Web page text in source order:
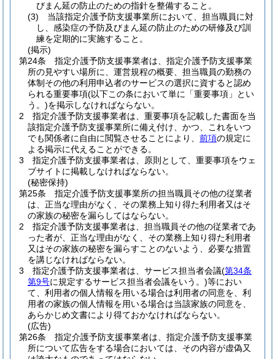
びまん延の防止のための指針を整備すること。
(3)
当該指定介護予防支援事業所において、担当職員に対
し、感染症の予防及びまん延の防止のための研修及び訓
練を定期的に実施すること。
(掲示)
第24条
指定介護予防支援事業者は、指定介護予防支援事業
所の見やすい場所に、運営規程の概要、担当職員の勤務の
体制その他の利用申込者のサービスの選択に資すると認め
られる重要事項(以下この条において単に「重要事項」とい
う。)を掲示しなければならない。
2
指定介護予防支援事業者は、重要事項を記載した書面を当
該指定介護予防支援事業所に備え付け、かつ、これをいつ
でも関係者に自由に閲覧させることにより、 前項の規定に
よる掲示に代えることができる。
3
指定介護予防支援事業者は、原則として、重要事項をウェ
ブサイトに掲載しなければならない。
(秘密保持)
第25条
指定介護予防支援事業所の担当職員その他の従業者
は、正当な理由がなく、その業務上知り得た利用者又はそ
の家族の秘密を漏らしてはならない。
2
指定介護予防支援事業者は、担当職員その他の従業者であ
った者が、正当な理由がなく、その業務上知り得た利用者
又はその家族の秘密を漏らすことのないよう、必要な措置
を講じなければならない。
3
指定介護予防支援事業者は、サービス担当者会議(第34条
第9号に規定するサービス担当者会議をいう。)等におい
て、利用者の個人情報を用いる場合は利用者の同意を、利
用者の家族の個人情報を用いる場合は当該家族の同意を、
あらかじめ文書により得ておかなければならない。
(広告)
第26条
指定介護予防支援事業者は、指定介護予防支援事業
所について広告をする場合においては、その内容が虚偽又